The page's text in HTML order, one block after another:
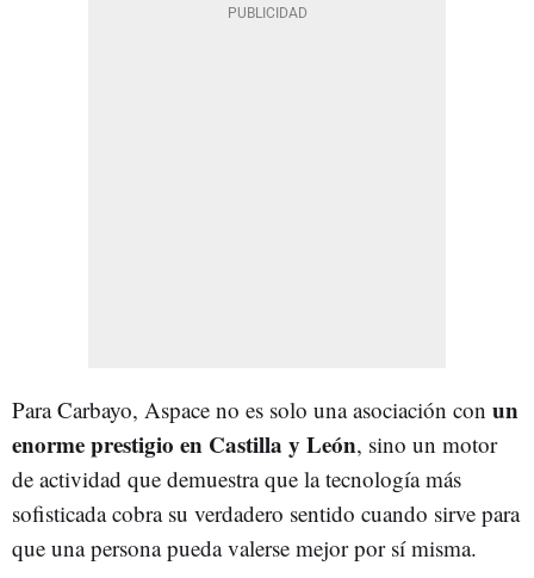
Para Carbayo, Aspace no es solo una asociación con un
enorme prestigio en Castilla y León, sino un motor
de actividad que demuestra que la tecnología más
sofisticada cobra su verdadero sentido cuando sirve para
que una persona pueda valerse mejor por sí misma.